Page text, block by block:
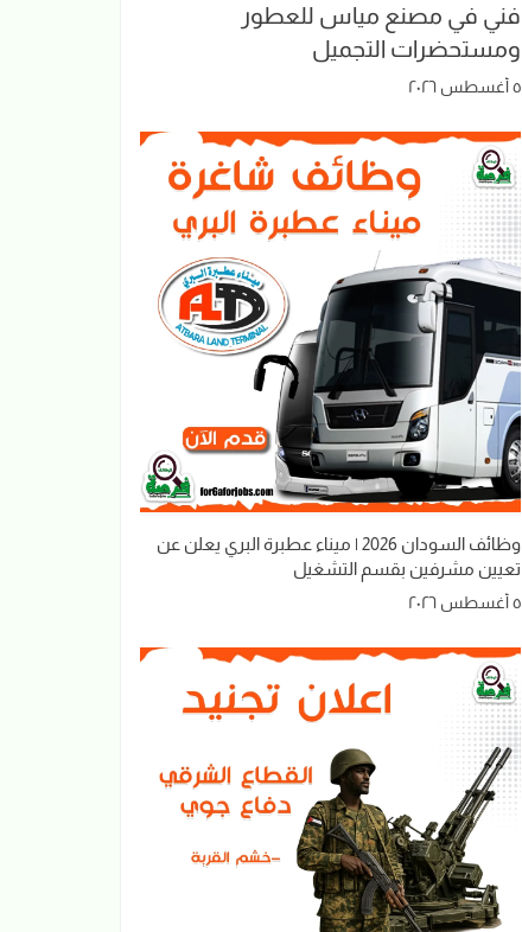
فني في مصنع مياس للعطور
ومستحضرات التجميل
٥ أغسطس ٢٠٢٦
وظائف السودان 2026 | ميناء عطبرة البري يعلن عن
تعيين مشرفين بقسم التشغيل
٥ أغسطس ٢٠٢٦